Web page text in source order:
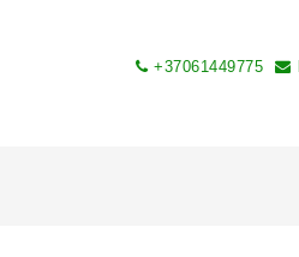
+37061449775